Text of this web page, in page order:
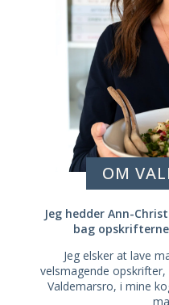
OM
Jeg hedder Ann-
bag
Jeg elsker at lave
velsmagende
Valdemarsro, i mine